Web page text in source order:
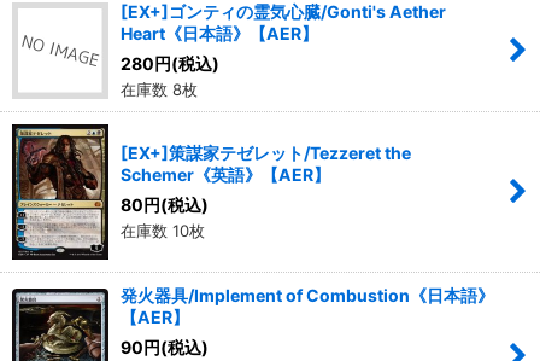
[EX+]ゴンティの霊気心臓/Gonti's Aether
Heart《日本語》【AER】
280円(税込)
在庫数 8枚
[EX+]策謀家テゼレット/Tezzeret the
Schemer《英語》【AER】
80円(税込)
在庫数 10枚
発火器具/Implement of Combustion《日本語》
【AER】
90円(税込)